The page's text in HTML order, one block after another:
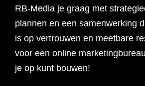
Website ontwikkeling
Website laten maken
Werken bij website
Webshop ontwikkeling
Shopify webshop
ontwikkeling
Recruitment websites
Branding & Strategie
Branding
Merkverhaal
Strategie
Online marketing
Online marketing
Data & inzicht
RB-Media je graag met
plannen en een samenwerking
is op vertrouwen en meetbare
voor een online
je op kunt bouwen!